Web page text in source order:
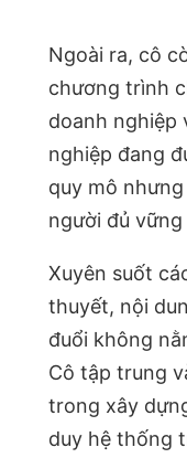
Ngoài ra, cô
chương trình
doanh nghiệp
nghiệp đang
quy mô
người đủ
Xuyên suốt
thuyết, nội
đuổi không
Cô tập trung
trong xây
duy hệ thống